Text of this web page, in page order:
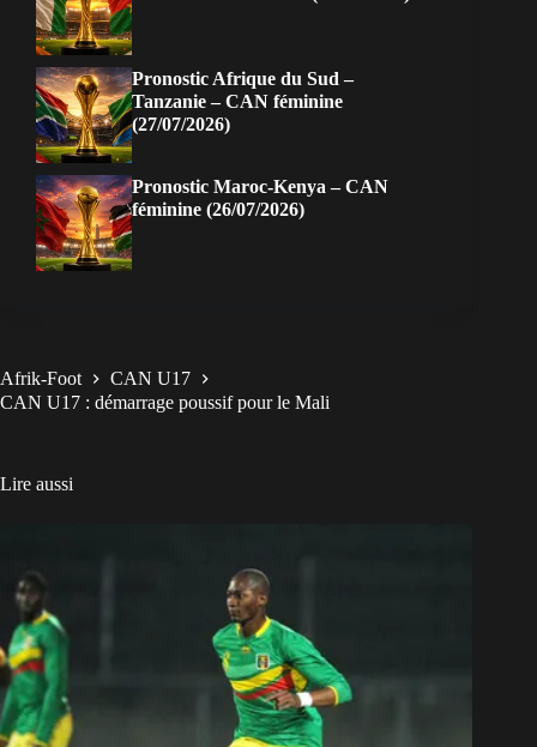
Pronostic Afrique du Sud –
Tanzanie – CAN féminine
(27/07/2026)
Pronostic Maroc-Kenya – CAN
féminine (26/07/2026)
Afrik-Foot
CAN U17
CAN U17 : démarrage poussif pour le Mali
Lire aussi